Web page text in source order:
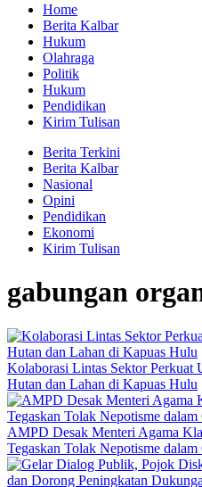
Home
Berita Kalbar
Hukum
Olahraga
Politik
Hukum
Pendidikan
Kirim Tulisan
Berita Terkini
Berita Kalbar
Nasional
Opini
Pendidikan
Ekonomi
Kirim Tulisan
gabungan
Kolaborasi Lintas Sektor Perkuat
Hutan dan Lahan di Kapuas Hulu
AMPD Desak Menteri Agama
Tegaskan Tolak Nepotisme